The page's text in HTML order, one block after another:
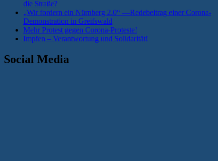
die Straße?
„Wir fordern ein Nürnberg 2.0“ —Redebeitrag einer Corona-
Demonstration in Greifswald
Mehr Protest gegen Corona-Proteste!
Impfen – Verantwortung und Solidarität!
Social Media